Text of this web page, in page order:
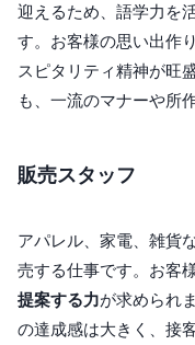
迎えるため、語学力を
す。お客様の思い出作
スピタリティ精神が旺
も、一流のマナーや所
販売スタッフ
アパレル、家電、雑貨
売する仕事です。お客
提案する力が求められ
の達成感は大きく、接